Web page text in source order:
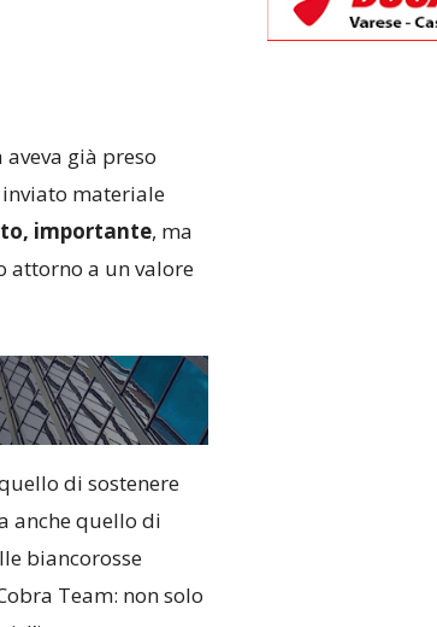
già preso
materiale
importante, ma
attorno a un valore
di sostenere
anche quello di
biancorosse
Team: non solo